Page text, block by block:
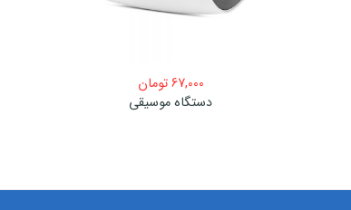
67,000 تومان
دستگاه موسیقی